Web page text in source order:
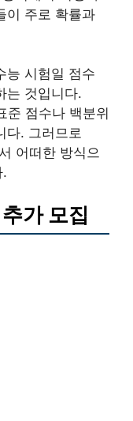
이 주로 확률과
능 시험일 점수
는 것입니다.
준 점수나 백분위
다. 그러므로
어떠한 방식으
.
가 모집